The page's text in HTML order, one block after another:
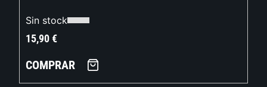
Sin stock
15,90€
COMPRAR